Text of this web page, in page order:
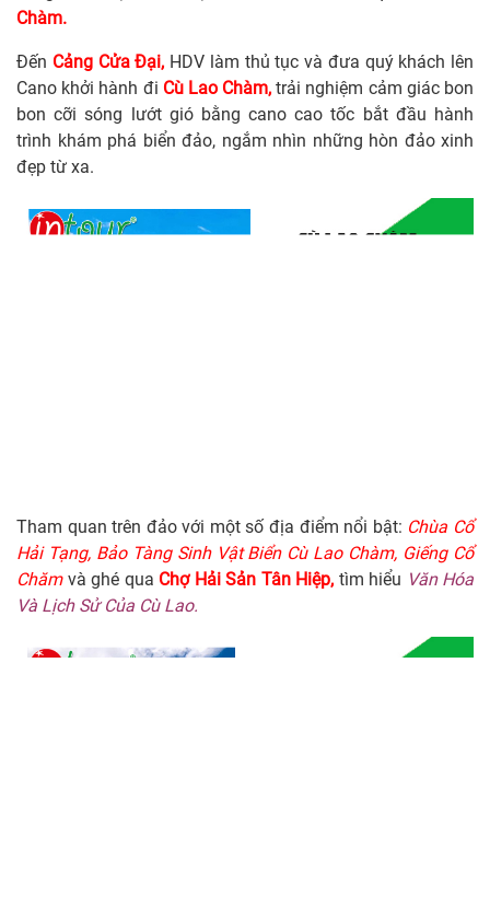
Chàm.
Đến Cảng Cửa Đại, HDV làm thủ tục và đưa quý khách lên
Cano khởi hành đi Cù Lao Chàm, trải nghiệm cảm giác bon
bon cỡi sóng lướt gió bằng cano cao tốc bắt đầu hành
trình khám phá biển đảo, ngắm nhìn những hòn đảo xinh
đẹp từ xa.
Tham quan trên đảo với một số địa điểm nổi bật: Chùa Cổ
Hải Tạng, Bảo Tàng Sinh Vật Biển Cù Lao Chàm, Giếng Cổ
Chăm và ghé qua Chợ Hải Sản Tân Hiệp, tìm hiểu Văn Hóa
Và Lịch Sử Của Cù Lao.